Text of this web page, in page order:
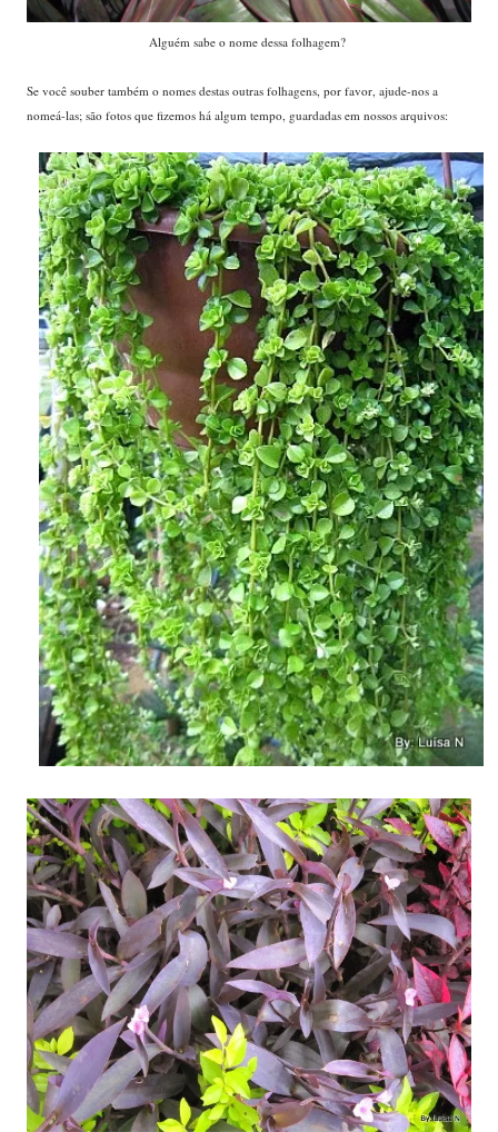
Alguém sabe o nome dessa folhagem?
Se você souber também o nomes destas outras folhagens, por favor, ajude-nos a
nomeá-las; são fotos que fizemos há algum tempo, guardadas em nossos arquivos: